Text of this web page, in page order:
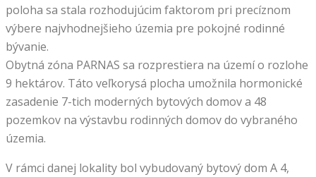
poloha sa stala rozhodujúcim faktorom pri precíznom
výbere najvhodnejšieho územia pre pokojné rodinné
bývanie.
Obytná zóna PARNAS sa rozprestiera na území o rozlohe
9 hektárov. Táto veľkorysá plocha umožnila hormonické
zasadenie 7-tich moderných bytových domov a 48
pozemkov na výstavbu rodinných domov do vybraného
územia.
V rámci danej lokality bol vybudovaný bytový dom A 4,